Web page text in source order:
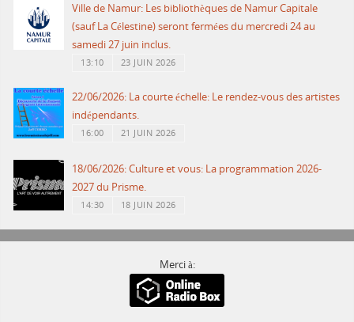
Ville de Namur: Les bibliothèques de Namur Capitale
(sauf La Célestine) seront fermées du mercredi 24 au
samedi 27 juin inclus.
13:10 23 JUIN 2026
22/06/2026: La courte échelle: Le rendez-vous des artistes
indépendants.
16:00 21 JUIN 2026
18/06/2026: Culture et vous: La programmation 2026-
2027 du Prisme.
14:30 18 JUIN 2026
Merci à: